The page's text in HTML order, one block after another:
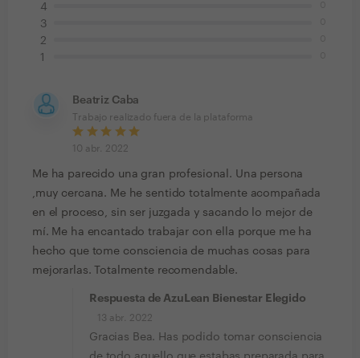
4
3
2
1
Beatriz Caba
Trabajo realizado fuera de la plataforma
10 abr. 2022
Me ha parecido una gran profesional. Una persona
,muy cercana. Me he sentido totalmente acompañada
en el proceso, sin ser juzgada y sacando lo mejor de
mí. Me ha encantado trabajar con ella porque me ha
hecho que tome consciencia de muchas cosas para
mejorarlas. Totalmente recomendable.
Respuesta de AzuLean Bienestar Elegido
13 abr. 2022
Gracias Bea. Has podido tomar consciencia